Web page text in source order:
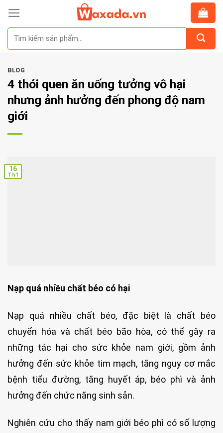
Skip
content
BLOG
4 thói quen ăn uống tưởng vô hại
nhưng ảnh hưởng đến phong độ nam
giới
16
Th1
Nạp quá nhiều chất béo có hại
Nạp quá nhiều chất béo, đặc biệt là chất béo
chuyển hóa và chất béo bão hòa, có thể gây ra
những tác hại cho sức khỏe nam giới, gồm ảnh
hưởng đến sức khỏe tim mạch, tăng nguy cơ mắc
bệnh tiểu đường, tăng huyết áp, béo phì và ảnh
hưởng đến chức năng sinh sản.
Nghiên cứu cho thấy nam giới béo phì có số lượng